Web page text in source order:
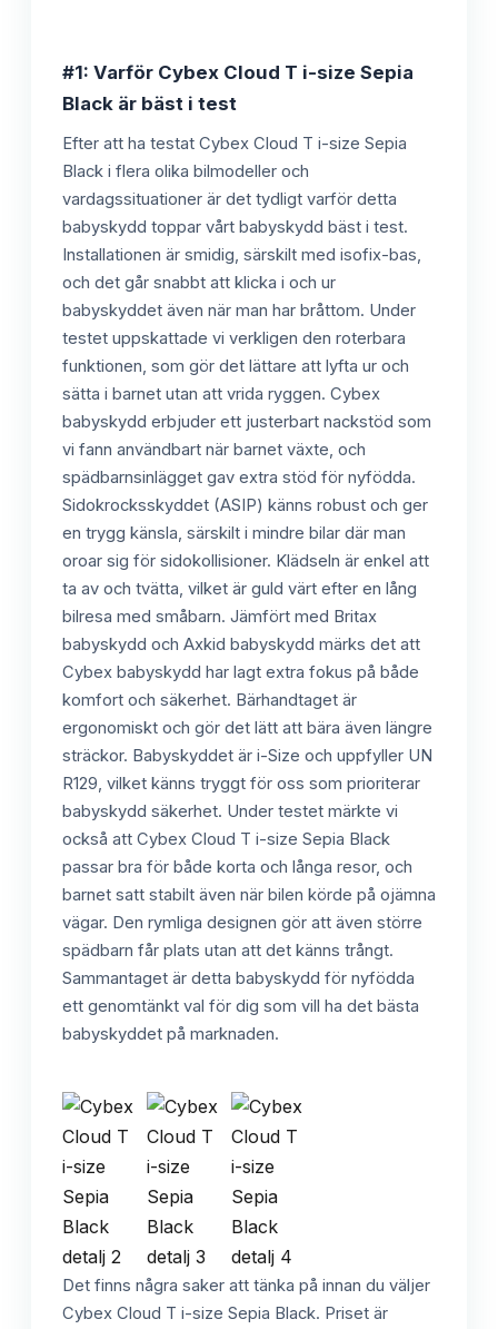
#1: Varför Cybex Cloud T i-size Sepia
Black är bäst i test
Efter att ha testat Cybex Cloud T i-size Sepia
Black i flera olika bilmodeller och
vardagssituationer är det tydligt varför detta
babyskydd toppar vårt babyskydd bäst i test.
Installationen är smidig, särskilt med isofix-bas,
och det går snabbt att klicka i och ur
babyskyddet även när man har bråttom. Under
testet uppskattade vi verkligen den roterbara
funktionen, som gör det lättare att lyfta ur och
sätta i barnet utan att vrida ryggen. Cybex
babyskydd erbjuder ett justerbart nackstöd som
vi fann användbart när barnet växte, och
spädbarnsinlägget gav extra stöd för nyfödda.
Sidokrocksskyddet (ASIP) känns robust och ger
en trygg känsla, särskilt i mindre bilar där man
oroar sig för sidokollisioner. Klädseln är enkel att
ta av och tvätta, vilket är guld värt efter en lång
bilresa med småbarn. Jämfört med Britax
babyskydd och Axkid babyskydd märks det att
Cybex babyskydd har lagt extra fokus på både
komfort och säkerhet. Bärhandtaget är
ergonomiskt och gör det lätt att bära även längre
sträckor. Babyskyddet är i-Size och uppfyller UN
R129, vilket känns tryggt för oss som prioriterar
babyskydd säkerhet. Under testet märkte vi
också att Cybex Cloud T i-size Sepia Black
passar bra för både korta och långa resor, och
barnet satt stabilt även när bilen körde på ojämna
vägar. Den rymliga designen gör att även större
spädbarn får plats utan att det känns trångt.
Sammantaget är detta babyskydd för nyfödda
ett genomtänkt val för dig som vill ha det bästa
babyskyddet på marknaden.
Det finns några saker att tänka på innan du väljer
Cybex Cloud T i-size Sepia Black. Priset är